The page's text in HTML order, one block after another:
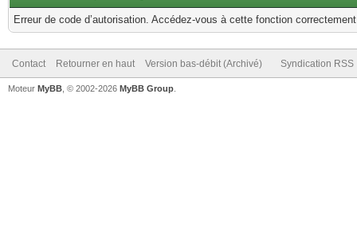
Erreur de code d’autorisation. Accédez-vous à cette fonction
Contact Retourner en haut Version bas-débit (Archivé) Syndication RSS
Moteur MyBB , © 2002-2026 MyBB Group